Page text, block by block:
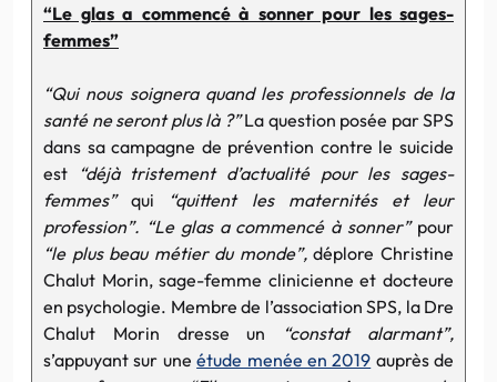
“Le glas a commencé à sonner pour les sages-
femmes”
“Qui nous soignera quand les professionnels de la
santé ne seront plus là ?”La question posée par SPS
dans sa campagne de prévention contre le suicide
est
“déjà tristement d’actualité pour les sages-
femmes”qui
“quittent les maternités et leur
profession”. “Le glas a commencé à sonner” pour
“le plus beau métier du monde”,déplore Christine
Chalut Morin, sage-femme clinicienne et docteure
en psychologie. Membre de l’association SPS, la Dre
Chalut Morin dresse un
“constat alarmant”,
s’appuyant sur uneétude menée en 2019 auprès de